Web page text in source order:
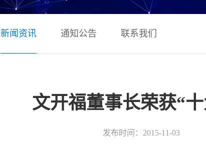
新闻资讯 通知公告 联系我们
文开福董事长荣获“
发布时间：2015-11-03